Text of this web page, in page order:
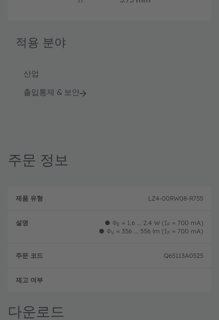
적용 분야
산업
출입통제 & 보안
주문 정보
품
설
LZ4-00RW08-R755
● ΦE = 1.6 ... 2.4 W (IF = 700 mA)
● ΦV = 356 ... 556 lm (IF = 700 mA)
Q65113A0525
다운로드